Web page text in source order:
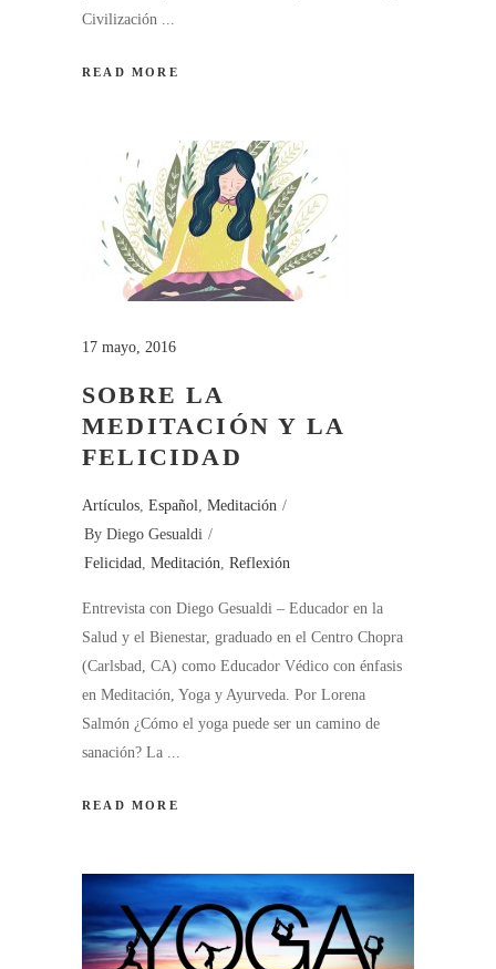
Civilización
READ MORE
17 mayo, 2016
SOBRE LA
MEDITACIÓN Y LA
FELICIDAD
Artículos, Español, Meditación
By Diego Gesualdi
Felicidad, Meditación, Reflexión
Entrevista con Diego Gesualdi – Educador en la
Salud y el Bienestar, graduado en el Centro Chopra
(Carlsbad, CA) como Educador Védico con énfasis
en Meditación, Yoga y Ayurveda. Por Lorena
Salmón ¿Cómo el yoga puede ser un camino de
sanación? La
READ MORE